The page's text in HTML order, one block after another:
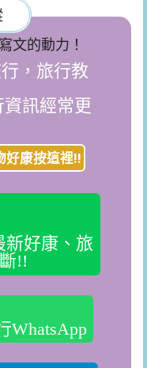
文的動力！
，旅行教
訊經常更
好康按這裡!!
新好康、旅
!!
WhatsApp